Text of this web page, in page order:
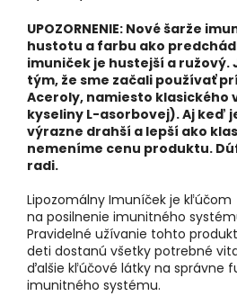
UPOZORNENIE: Nové šarže
hustotu a farbu ako
imuniček je hustejší a ružový.
tým, že sme začali používať
Aceroly, namiesto klasického
kyseliny L-asorbovej). Aj keď
výrazne drahší a lepší ako
nemeníme cenu produktu.
radi.
Lipozomálny Imuníček je kľúčom
na posilnenie imunitného
Pravidelné užívanie tohto
deti dostanú všetky potrebné
ďalšie kľúčové látky na správne
imunitného systému.